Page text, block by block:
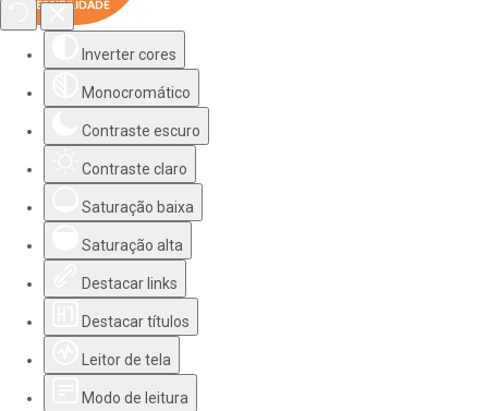
Inverter cores
Monocromático
Contraste escuro
Contraste claro
Saturação baixa
Saturação alta
Destacar links
Destacar títulos
Leitor de tela
Modo de leitura